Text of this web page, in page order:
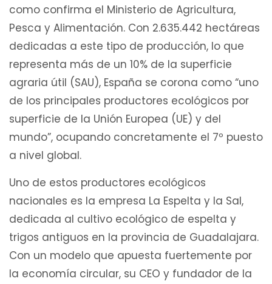
como confirma el Ministerio de Agricultura,
Pesca y Alimentación. Con 2.635.442 hectáreas
dedicadas a este tipo de producción, lo que
representa más de un 10% de la superficie
agraria útil (SAU), España se corona como “uno
de los principales productores ecológicos por
superficie de la Unión Europea (UE) y del
mundo”, ocupando concretamente el 7º puesto
a nivel global.
Uno de estos productores ecológicos
nacionales es la empresa La Espelta y la Sal,
dedicada al cultivo ecológico de espelta y
trigos antiguos en la provincia de Guadalajara.
Con un modelo que apuesta fuertemente por
la economía circular, su CEO y fundador de la